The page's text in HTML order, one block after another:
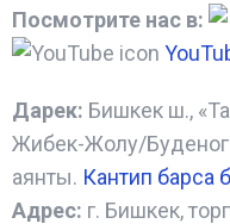
Посмотрите нас в:
Дарек: Бишкек ш.,
Жибек-Жолу/
аянты. Кантип барса
Адрес: г. Бишкек,